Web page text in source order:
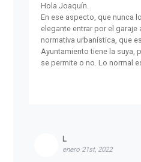
Hola Joaquín.
En ese aspecto, que nunca
elegante entrar por el
normativa urbanística, que
Ayuntamiento tiene la suya,
se permite o no. Lo normal
L
enero 21st, 2022